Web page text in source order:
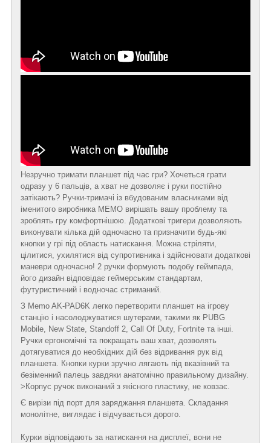
Незручно тримати планшет під час гри? Хочеться грати
одразу у 6 пальців, а хват не дозволяє і руки постійно
затікають? Ручки-тримачі із вбудованим власниками від
іменитого виробника MEMO вирішать вашу проблему та
зроблять гру комфортнішою. Додаткові тригери дозволяють
виконувати кілька дій одночасно та призначити будь-які
кнопки у грі під область натискання. Можна стріляти,
цілитися, ухилятися від супротивника і здійснювати додаткові
маневри одночасно! 2 ручки формують подобу геймпада,
його дизайн відповідає геймерським стандартам,
футуристичний і водночас стриманий.
З Memo AK-PAD6K легко перетворити планшет на ігрову
станцію і насолоджуватися шутерами, такими як PUBG
Mobile, New State, Standoff 2, Call Of Duty, Fortnite та інші.
Ручки ергономічні та покращать ваш хват, дозволять
дотягуватися до необхідних дій без відривання рук від
планшета. Кнопки курки зручно лягають під вказівний та
безіменний палець завдяки анатомічно правильному дизайну.
>Корпус ручок виконаний з якісного пластику, не ковзає.
Є вирізи під порт для заряджання планшета. Складання
монолітне, виглядає і відчувається дорого.
Курки відповідають за натискання на дисплеї, вони не